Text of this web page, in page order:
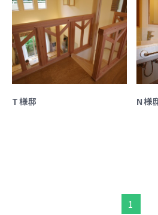
T様邸 N様
1